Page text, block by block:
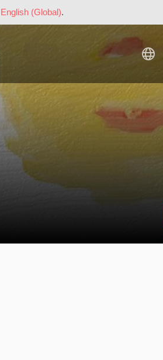
English (Global).